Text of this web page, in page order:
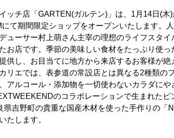
ッチ店「GARTEN(ガルテン)」は、1月14日(
にて期間限定ショップをオープンいたします。
ューサー村上萌さん主宰の理想のライフスタ
お店です。季節の美味しい食材をたっぷり使
供し、お目当てに地方から来店するお客様が
リエでは、表参道の常設店とは異なる2種類の
アルコール・添加物を一切使わないカラダに
のコラボレーションで生まれた
県吉野町の貴重な国産木材を使った手作りの「
たします。